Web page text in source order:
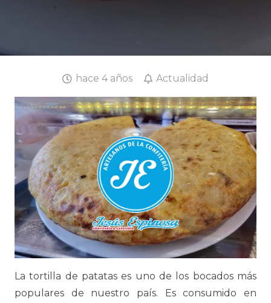
hace 4 años Actualidad
La tortilla de patatas es uno de los bocados más
populares de nuestro país. Es consumido en